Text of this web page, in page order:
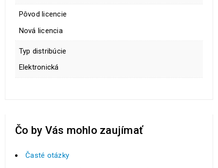
Pôvod licencie
Nová licencia
Typ distribúcie
Elektronická
Čo by Vás mohlo zaujímať
Časté otázky